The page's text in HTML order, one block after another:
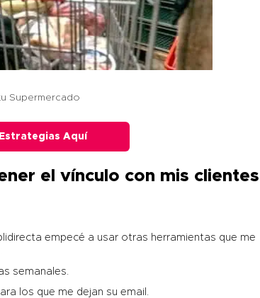
Supermercado
Aquí
el vínculo con mis clientes
empecé a usar otras herramientas que me
semanales.
los que me dejan su email.